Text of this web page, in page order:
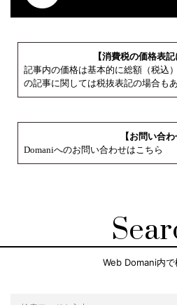
【消費税の価格表記
記事内の価格は基本的に総額（税込
の記事に関しては税抜表記の場合もあ
【お問い合わ
Domaniへのお問い合わせはこちら
Web Domani内で